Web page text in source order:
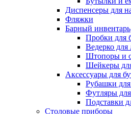
Диспенсеры для
Фляжки
Барный инвентарь
Пробки для
Ведерко для
Штопоры и
Шейкеры
Аксессуары для
Рубашки
Футляры
Подставки
Столовые приборы